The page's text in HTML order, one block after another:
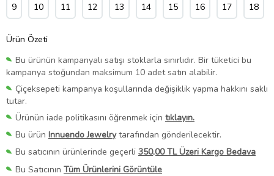
9 10 11 12 13 14 15 16 17 18
Ürün Özeti
Bu ürünün kampanyalı satışı stoklarla sınırlıdır. Bir tüketici bu
kampanya stoğundan maksimum 10 adet satın alabilir.
Çiçeksepeti kampanya koşullarında değişiklik yapma hakkını saklı
tutar.
Ürünün iade politikasını öğrenmek için tıklayın.
Bu ürün Innuendo Jewelrytarafından gönderilecektir.
Bu satıcının ürünlerinde geçerli 350,00 TL Üzeri Kargo Bedava
Bu Satıcının Tüm Ürünlerini Görüntüle